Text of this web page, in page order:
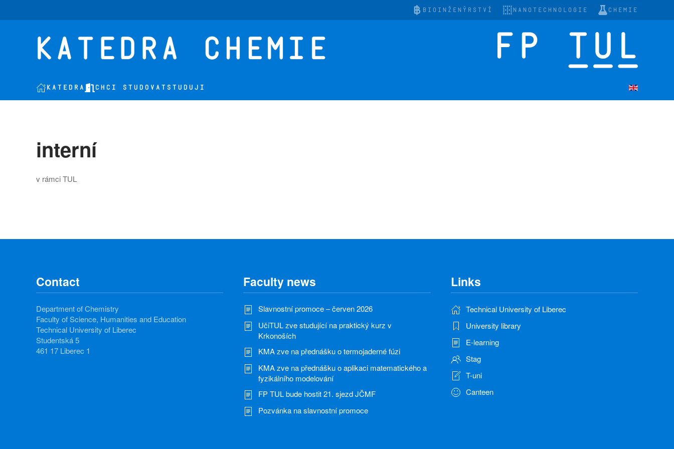
Skip to main content
BIOINŽENÝRSTVÍ NANOTECHNOLOGIE CHEMIE
KATEDRA CHCI STUDOVAT STUDUJI
interní
v rámci TUL
Contact
Department of Chemistry
Faculty of Science, Humanities and Education
Technical University of Liberec
Studentská 5
461 17 Liberec 1
Faculty news
Slavnostní promoce – červen 2026
UčiTUL zve studující na praktický kurz v
Krkonoších
KMA zve na přednášku o termojaderné fúzi
KMA zve na přednášku o aplikaci matematického a
fyzikálního modelování
FP TUL bude hostit 21. sjezd JČMF
Pozvánka na slavnostní promoce
Links
Technical University of Liberec
University library
E-learning
Stag
T-uni
Canteen